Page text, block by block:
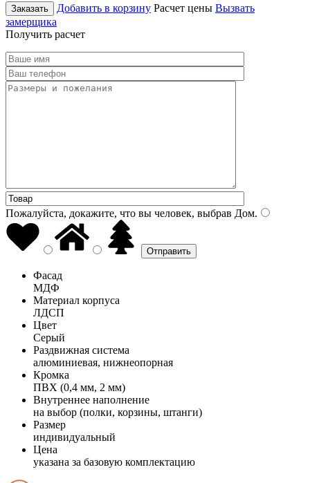
Заказать Добавить в корзину Расчет цены Вызвать
замерщика
Получить расчет
Пожалуйста, докажите, что вы человек, выбрав Дом.
Фасад
МДФ
Материал корпуса
ЛДСП
Цвет
Серый
Раздвижная система
алюминиевая, нижнеопорная
Кромка
ПВХ (0,4 мм, 2 мм)
Внутреннее наполнение
на выбор (полки, корзины, штанги)
Размер
индивидуальный
Цена
указана за базовую комплектацию